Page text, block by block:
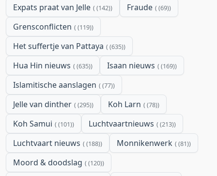
Expats praat van Jelle (142) Fraude (69)
Grensconflicten (119)
Het suffertje van Pattaya (635)
Hua Hin nieuws (635) Isaan nieuws (169)
Islamitische aanslagen (77)
Jelle van dinther (295) Koh Larn (78)
Koh Samui (101) Luchtvaartnieuws (213)
Luchtvaart nieuws (188) Monnikenwerk (81)
Moord & doodslag (120)